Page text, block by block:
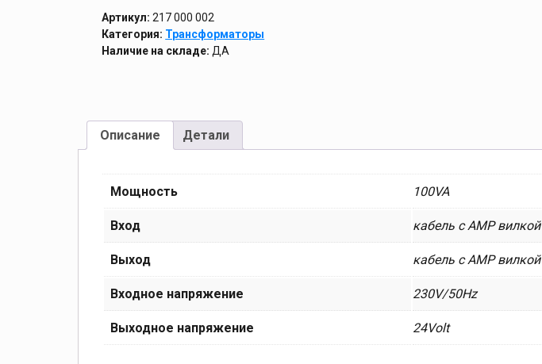
Артикул: 217 000 002
Категория: Трансформаторы
Наличие на складе: ДА
Описание Детали
Мощность 100VA
Вход кабель с AMP вилкой
Выход кабель с AMP вилкой
Входное напряжение 230V/50Hz
Выходное напряжение 24Volt